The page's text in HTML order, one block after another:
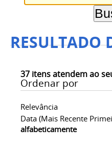
RESULTADO
37 itens atendem ao
Ordenar por
Relevância
Data (mais Recente
alfabeticamente